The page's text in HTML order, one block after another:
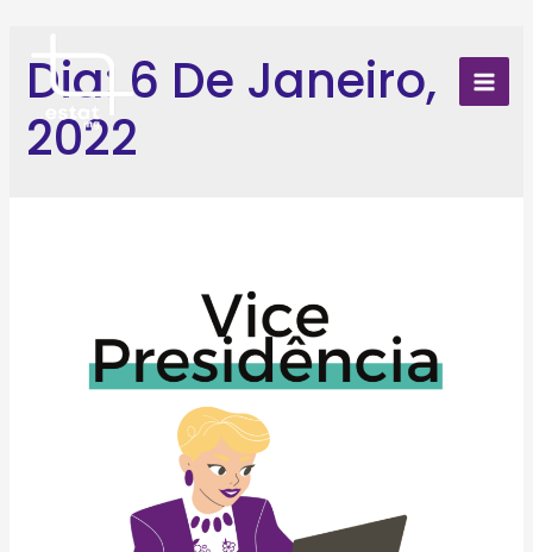
contentDia: 6 De Janeiro,
2022